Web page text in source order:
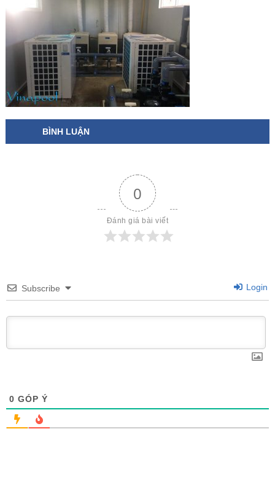
BÌNH LUẬN
0
Đánh giá bài viết
Subscribe Login
0 GÓP Ý